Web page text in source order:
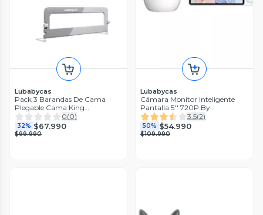
Lubabycas
Pack 3 Barandas De Cama
Plegable Cama King
LuBabycas
0(0)
32% $67.990
$99.990
Lubabycas
Cámara Monitor Inteligente
Pantalla 5'' 720P By
LuBabycas
3.5(2)
50% $54.990
$109.990